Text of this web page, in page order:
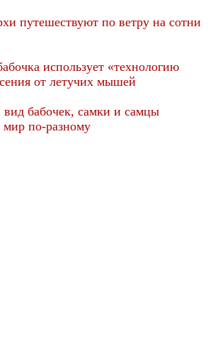
путешествуют по ветру на сотни
использует «технологию
от летучих мышей
бабочек, самки и самцы
мир по-разному